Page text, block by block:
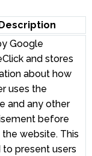
Description
Google
and stores
about how
uses the
and any other
before
the website. This
to present users